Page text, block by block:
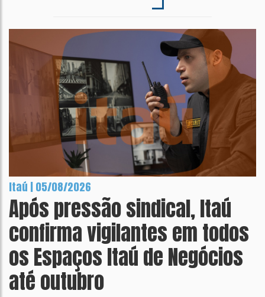
Itaú | 05/08/2026
Após pressão sindical, Itaú
confirma vigilantes em todos
os Espaços Itaú de Negócios
até outubro